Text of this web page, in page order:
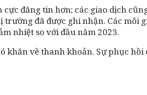
đăng tin hơn; các giao dịch
đã được ghi nhận. Các môi
nhiệt so với đầu năm 2023.
khăn về thanh khoản. Sự phục